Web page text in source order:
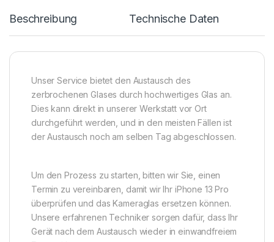
Beschreibung Technische Daten
Unser Service bietet den Austausch des
zerbrochenen Glases durch hochwertiges Glas an.
Dies kann direkt in unserer Werkstatt vor Ort
durchgeführt werden, und in den meisten Fällen ist
der Austausch noch am selben Tag abgeschlossen.
Um den Prozess zu starten, bitten wir Sie, einen
Termin zu vereinbaren, damit wir Ihr iPhone 13 Pro
überprüfen und das Kameraglas ersetzen können.
Unsere erfahrenen Techniker sorgen dafür, dass Ihr
Gerät nach dem Austausch wieder in einwandfreiem